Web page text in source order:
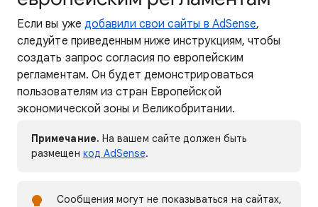
Если вы уже добавили свои сайты в AdSense,
следуйте приведенным ниже инструкциям, чтобы
создать запрос согласия по европейским
регламентам. Он будет демонстрироваться
пользователям из стран Европейской
экономической зоны и Великобритании.
Примечание. На вашем сайте должен быть
размещен код AdSense.
Сообщения могут не показываться на сайтах,